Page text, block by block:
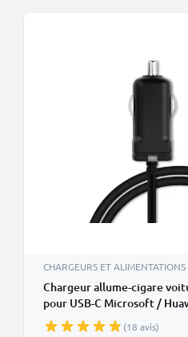
CHARGEURS ET ALIMENTATIONS
Chargeur allume-cigare
pour USB-C Microsoft /
/ Sony / Razer / Sharp /
(18 avis)